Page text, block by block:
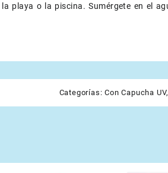
playa o la piscina. Sumérgete en el
Categorías:Con Capucha UV,